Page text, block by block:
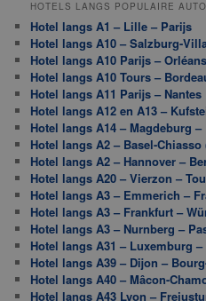
HOTELS LANGS POPULAIRE
Hotel langs A1 – Lille – Parijs
Hotel langs A10 – Salzburg-
Hotel langs A10 Parijs –
Hotel langs A10 Tours –
Hotel langs A11 Parijs – Nantes
Hotel langs A12 en A13 –
Hotel langs A14 – Magdeburg –
Hotel langs A2 – Basel-Chiasso
Hotel langs A2 – Hannover –
Hotel langs A20 – Vierzon –
Hotel langs A3 – Emmerich –
Hotel langs A3 – Frankfurt –
Hotel langs A3 – Nurnberg –
Hotel langs A31 – Luxemburg –
Hotel langs A39 – Dijon –
Hotel langs A40 – Mâcon-
Hotel langs A43 Lyon –